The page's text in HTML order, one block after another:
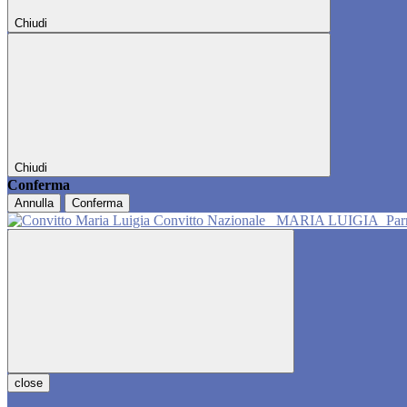
Chiudi
Chiudi
Conferma
Annulla Conferma
Convitto Nazionale MARIA LUIGIA
close